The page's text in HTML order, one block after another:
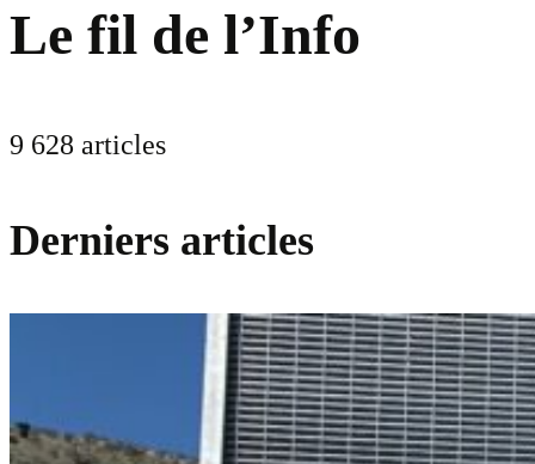
Le fil de l’Info
9 628 articles
Derniers articles